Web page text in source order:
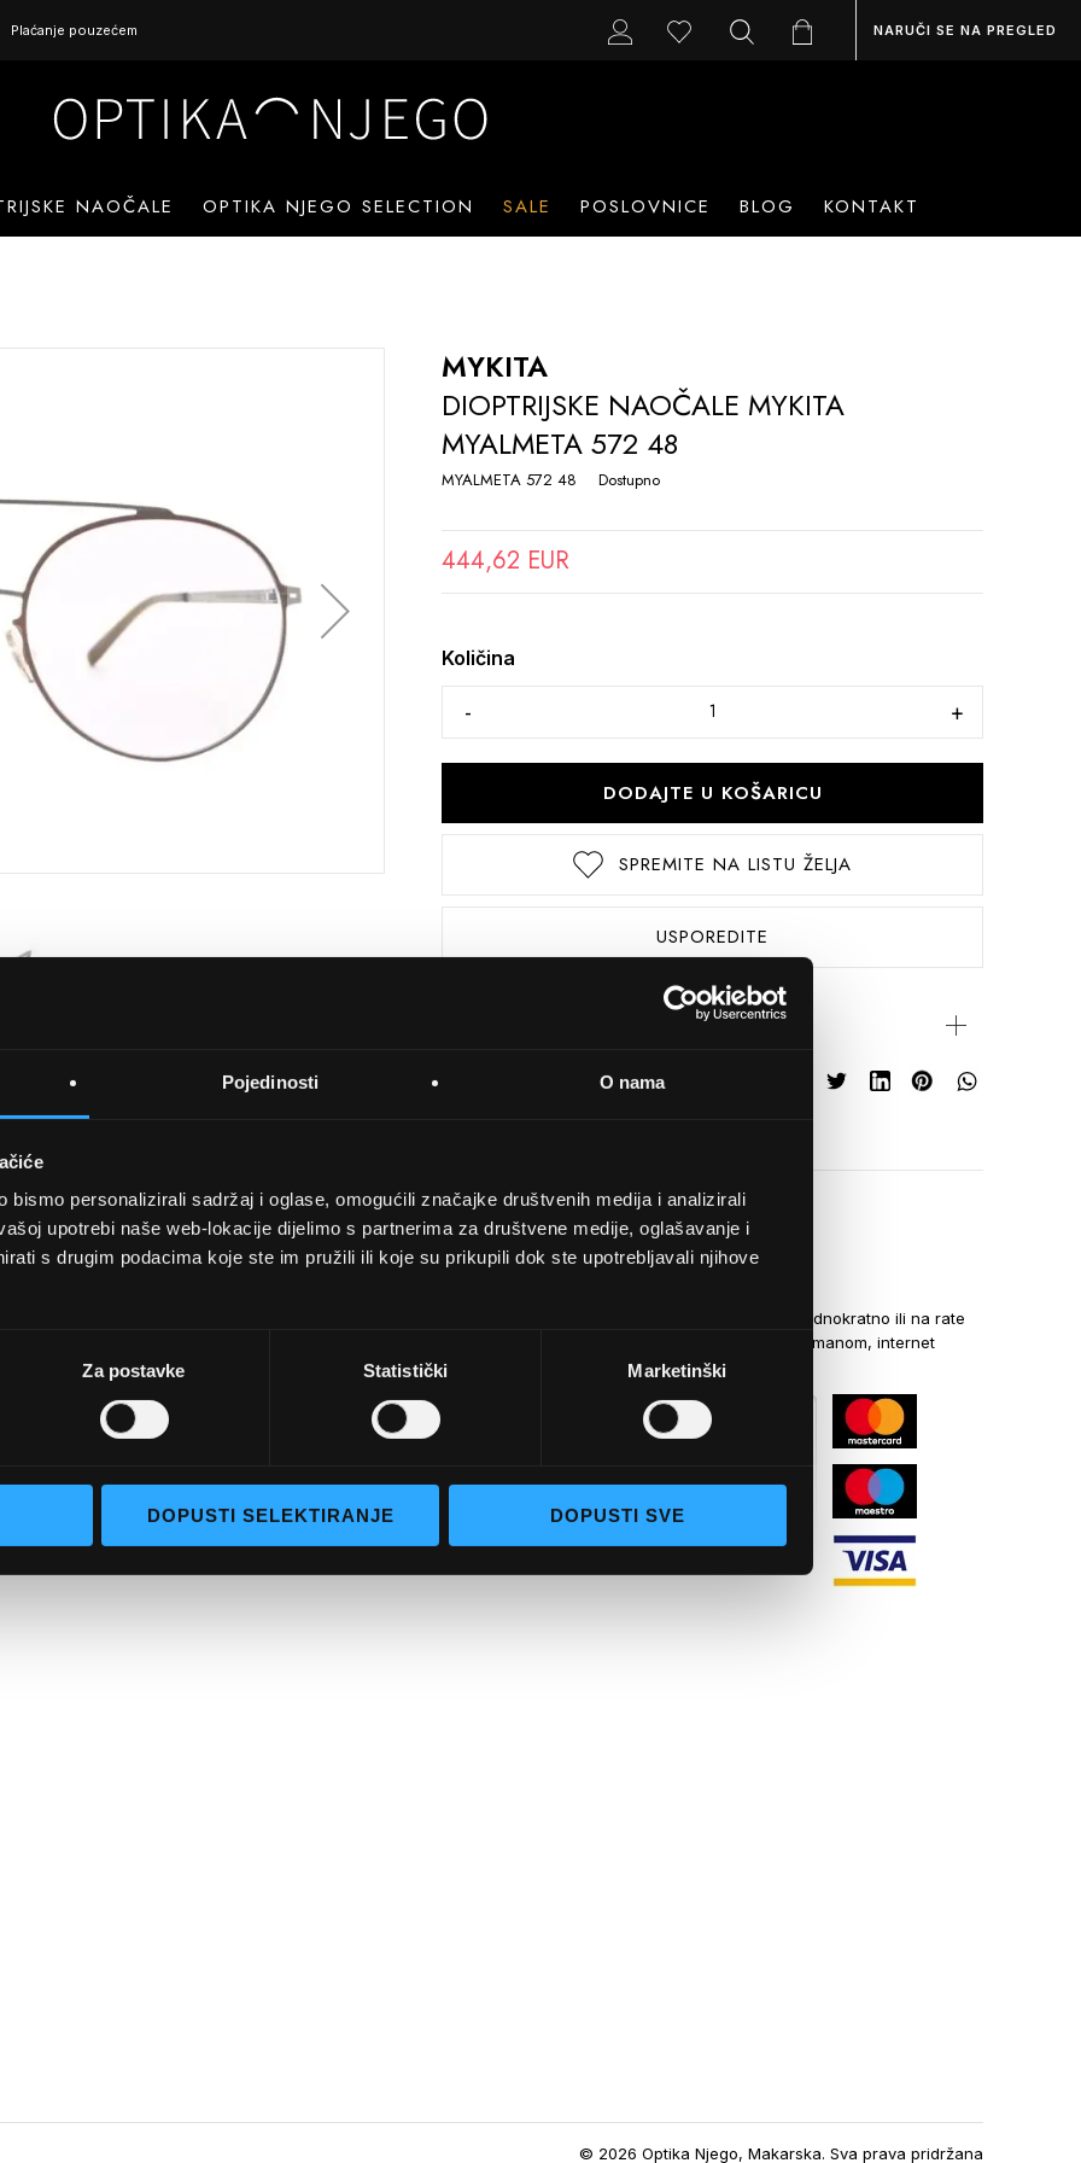
Pojedinosti O nama
bismo personalizirali sadržaj i oglase, omogućili značajke društvenih medija i analizirali
upotrebi naše web-lokacije dijelimo s partnerima za društvene medije, oglašavanje i
s drugim podacima koje ste im pružili ili koje su prikupili dok ste upotrebljavali njihove
Za postavke Statistički Marketinški
DOPUSTI SELEKTIRANJE DOPUSTI SVE
Plaćanje pouzećem NARUČI SE NA PREGLED
NAOČALE OPTIKA NJEGO SELECTION SALE POSLOVNICE BLOG KONTAKT
MYKITA
DIOPTRIJSKE NAOČALE MYKITA
MYALMETA 572 48
MYALMETA 572 48 Dostupno
444,62 EUR
Količina
DODAJTE U KOŠARICU
SPREMITE NA LISTU ŽELJA
USPOREDITE
Podijeli s prijateljima
UVJETI KUPNJE
Uvjeti korištenja
Pojmovi za pretraživanje
Napredno pretraživanje
Kontaktirajte nas
NAČINI PLAĆANJA
Kreditnim karticama jednokratno ili na rate
općom uplatnicom, virmanom, internet
bankarstvom
© 2026 Optika Njego, Makarska. Sva prava pridržana